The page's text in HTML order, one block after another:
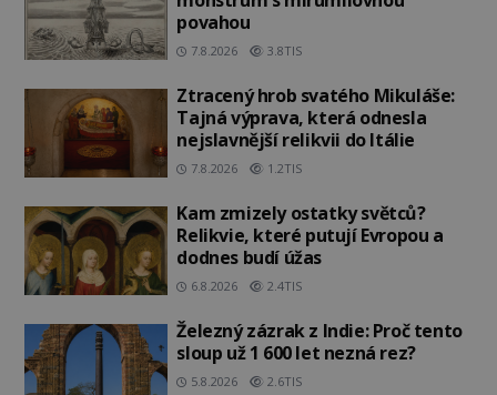
povahou
7.8.2026 3.8TIS
Ztracený hrob svatého Mikuláše:
Tajná výprava, která odnesla
nejslavnější relikvii do Itálie
7.8.2026 1.2TIS
Kam zmizely ostatky světců?
Relikvie, které putují Evropou a
dodnes budí úžas
6.8.2026 2.4TIS
Železný zázrak z Indie: Proč tento
sloup už 1 600 let nezná rez?
5.8.2026 2.6TIS